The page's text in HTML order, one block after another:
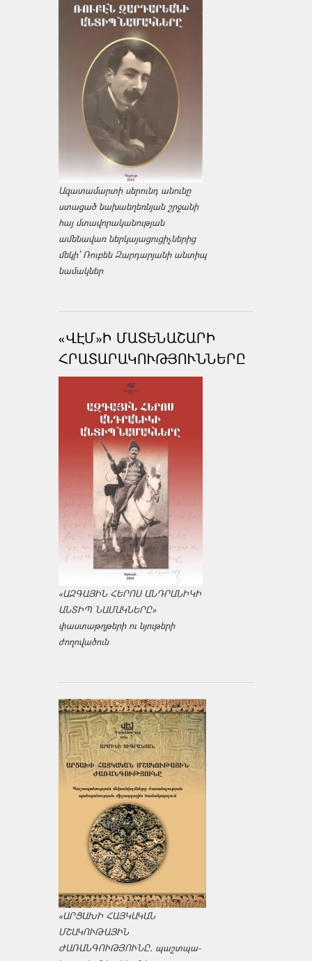
Ազատամարտի սերունդ անունը
ստացած նախաեղեռնյան շրջանի
հայ մտավորականության
ամենավառ ներկայացուցիչներից
մեկի՝ Ռուբեն Զարդարյանի անտիպ
նամակներ
«ՎԷՄ»Ի ՄԱՏԵՆԱՇԱՐԻ
ՀՐԱՏԱՐԱԿՈՒԹՅՈՒՆՆԵՐԸ
«ԱԶԳԱՅԻՆ ՀԵՐՈՍ ԱՆԴՐԱՆԻԿԻ
ԱՆՏԻՊ ՆԱՄԱԿՆԵՐԸ»
փաստաթղթերի ու նյութերի
ժողովածուն
«ԱՐՑԱԽԻ ՀԱՅԿԱԿԱՆ
ՄՇԱԿՈՒԹԱՅԻՆ
ԺԱՌԱՆԳՈՒԹՅՈՒՆԸ․ պաշտպա­